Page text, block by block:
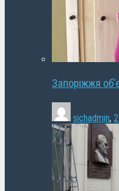
Запоріжжя
sichadmin,